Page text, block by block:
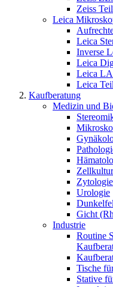
Zeiss
Leica
Leica
Inverse
Leica
Leica
Leica
Kaufberatung
Medizin und
Zellkultur
Zytologie
Urologie
Gicht
Industrie
Routine
Tische
Stative